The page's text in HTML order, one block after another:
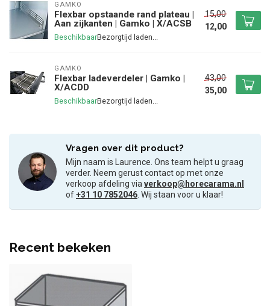
GAMKO
Flexbar opstaande rand plateau |
Aan zijkanten | Gamko | X/ACSB
Beschikbaar
15,00
12,00
GAMKO
Flexbar ladeverdeler | Gamko |
X/ACDD
Beschikbaar
43,00
35,00
Vragen over dit product?
Mijn naam is Laurence. Ons team helpt u graag
verder. Neem gerust contact op met onze
verkoop afdeling viaverkoop@horecarama.nl
of+31 10 7852046. Wij staan voor u klaar!
Recent bekeken